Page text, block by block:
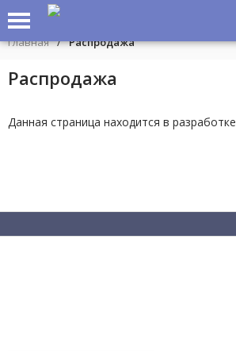
Главная / Распродажа
Распродажа
Данная страница находится в разработке